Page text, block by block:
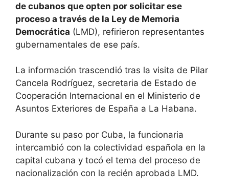
de cubanos que opten por solicitar ese
proceso a través de la Ley de Memoria
Democrática (LMD), refirieron representantes
gubernamentales de ese país.
La información trascendió tras la visita de Pilar
Cancela Rodríguez, secretaria de Estado de
Cooperación Internacional en el Ministerio de
Asuntos Exteriores de España a La Habana.
Durante su paso por Cuba, la funcionaria
intercambió con la colectividad española en la
capital cubana y tocó el tema del proceso de
nacionalización con la recién aprobada LMD.